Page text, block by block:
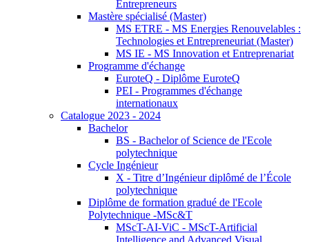
Entrepreneurs
Mastère spécialisé (Master)
MS ETRE - MS Energies Renouvelables :
Technologies et Entrepreneuriat (Master)
MS IE - MS Innovation et Entreprenariat
Programme d'échange
EuroteQ - Diplôme EuroteQ
PEI - Programmes d'échange
internationaux
Catalogue 2023 - 2024
Bachelor
BS - Bachelor of Science de l'Ecole
polytechnique
Cycle Ingénieur
X - Titre d’Ingénieur diplômé de l’École
polytechnique
Diplôme de formation gradué de l'Ecole
Polytechnique -MSc&T
MScT-AI-ViC - MScT-Artificial
Intelligence and Advanced Visual